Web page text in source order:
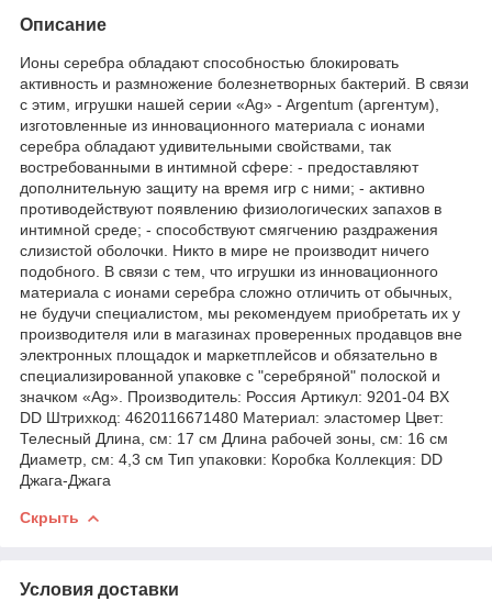
Описание
Ионы серебра обладают способностью блокировать
активность и размножение болезнетворных бактерий. В связи
с этим, игрушки нашей серии «Ag» - Argentum (аргентум),
изготовленные из инновационного материала с ионами
серебра обладают удивительными свойствами, так
востребованными в интимной сфере: - предоставляют
дополнительную защиту на время игр с ними; - активно
противодействуют появлению физиологических запахов в
интимной среде; - способствуют смягчению раздражения
слизистой оболочки. Никто в мире не производит ничего
подобного. В связи с тем, что игрушки из инновационного
материала с ионами серебра сложно отличить от обычных,
не будучи специалистом, мы рекомендуем приобретать их у
производителя или в магазинах проверенных продавцов вне
электронных площадок и маркетплейсов и обязательно в
специализированной упаковке с "серебряной" полоской и
значком «Ag». Производитель: Россия Артикул: 9201-04 BX
DD Штрихкод: 4620116671480 Материал: элаcтомер Цвет:
Телесный Длина, см: 17 см Длина рабочей зоны, см: 16 см
Диаметр, см: 4,3 см Тип упаковки: Коробка Коллекция: DD
Джага-Джага
Скрыть
Условия доставки